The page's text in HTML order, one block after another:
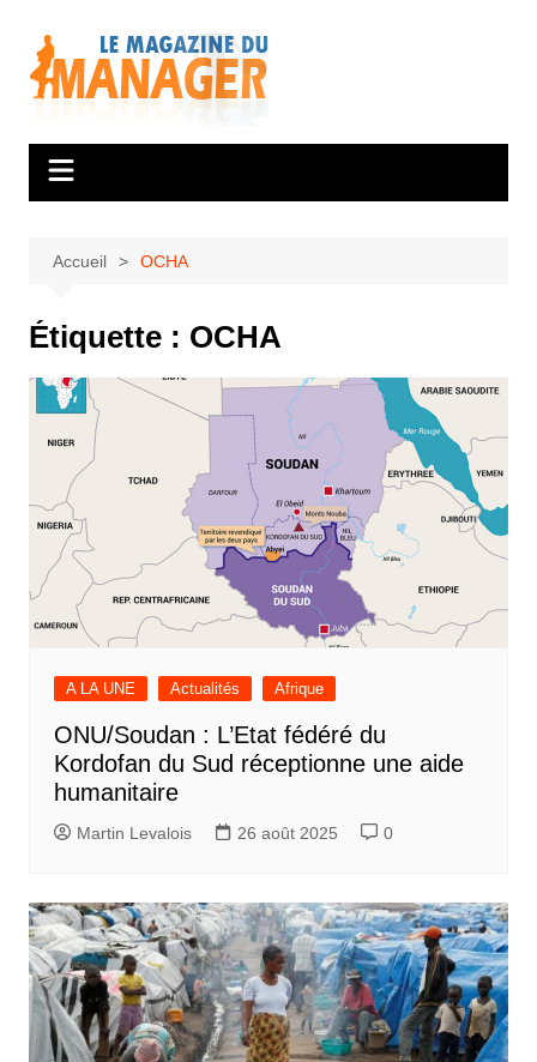
contenu
Accueil OCHA
Étiquette : OCHA
A LA UNE Actualités Afrique
ONU/Soudan : L’Etat fédéré du
Kordofan du Sud réceptionne une aide
humanitaire
Martin Levalois 26 août 2025 0